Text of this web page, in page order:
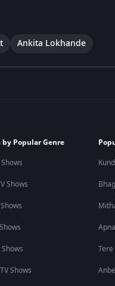
Ankita Lokhande
by Popular Genre
Shows
Shows
Tere